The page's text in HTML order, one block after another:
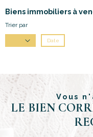
Biens immobiliers à
Trier par
Date
Vous
LE BIEN